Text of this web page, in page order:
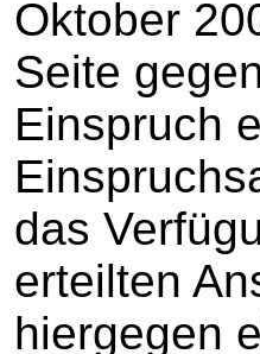
Oktober
Seite
Einspruch
das
erteilten
hiergegen